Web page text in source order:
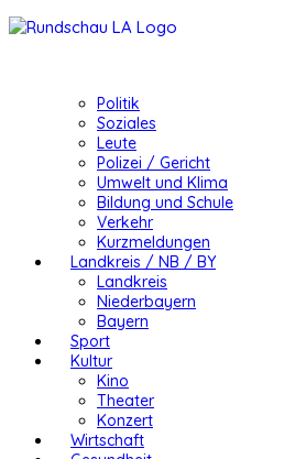
Politik
Soziales
Leute
Polizei / Gericht
Umwelt und Klima
Bildung und Schule
Verkehr
Kurzmeldungen
Landkreis / NB / BY
Landkreis
Niederbayern
Bayern
Sport
Kultur
Kino
Theater
Konzert
Wirtschaft